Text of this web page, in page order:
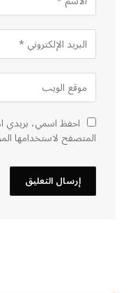
احفظ اسمي، بريدي
المتصفح لاستخدامها